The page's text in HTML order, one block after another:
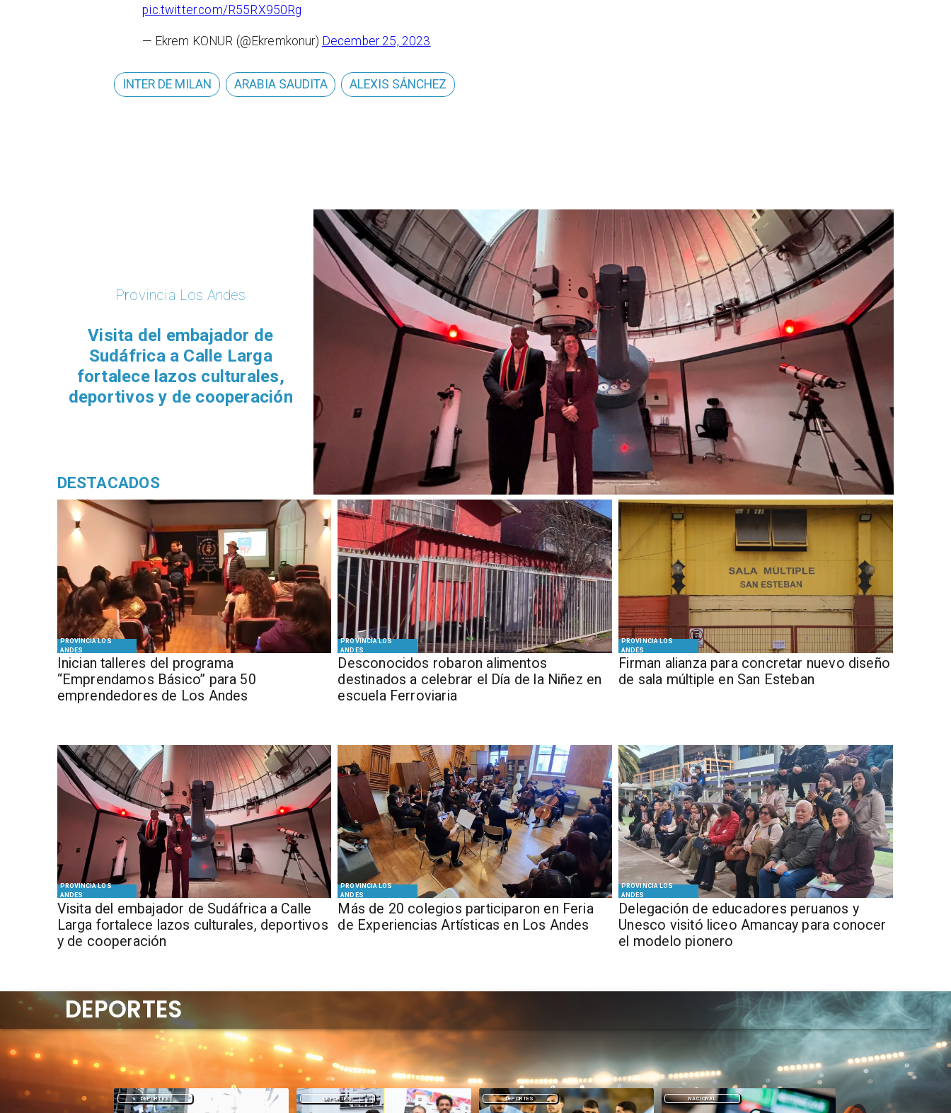
pic.twitter.com/R55RX950Rg
— Ekrem KONUR (@Ekremkonur) December 25, 2023
INTER DE MILAN ARABIA SAUDITA ALEXIS SÁNCHEZ
PROVINCIA LOS
ANDES
Inician talleres del programa
“Emprendamos Básico” para 50
emprendedores de Los Andes
PROVINCIA LOS
ANDES
Desconocidos robaron alimentos
destinados a celebrar el Día de la Niñez en
escuela Ferroviaria
PROVINCIA LOS
ANDES
​​Firman alianza para concretar nuevo diseño
de sala múltiple en San Esteban
PROVINCIA LOS
ANDES
​Visita del embajador de Sudáfrica a Calle
Larga fortalece lazos culturales, deportivos
y de cooperación
PROVINCIA LOS
ANDES
Más de 20 colegios participaron en Feria
de Experiencias Artísticas en Los Andes
PROVINCIA LOS
ANDES
Delegación de educadores peruanos y
Unesco visitó liceo Amancay para conocer
el modelo pionero
Provincia Los Andes
​Visita del embajador de
Sudáfrica a Calle Larga
fortalece lazos culturales,
deportivos y de cooperación
DESTACADOS
DEPORTES DEPORTES NACIONAL DEPORTES
DEPORTES